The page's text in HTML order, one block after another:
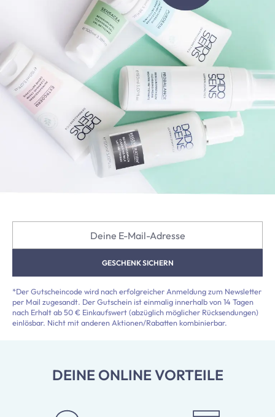
GESCHENK SICHERN
*Der Gutscheincode wird nach erfolgreicher Anmeldung zum Newsletter
per Mail zugesandt. Der Gutschein ist einmalig innerhalb von 14 Tagen
nach Erhalt ab 50 € Einkaufswert (abzüglich möglicher Rücksendungen)
einlösbar. Nicht mit anderen Aktionen/Rabatten kombinierbar.
DEINE ONLINE VORTEILE